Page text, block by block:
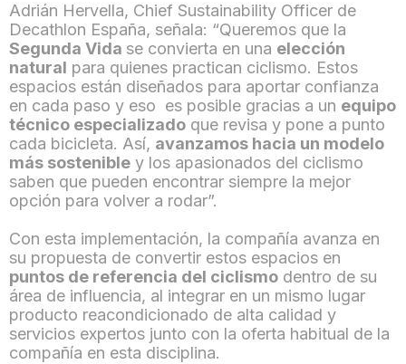
Adrián Hervella, Chief Sustainability Officer de
Decathlon España, señala: “Queremos que la
Segunda Vida se convierta en una elección
natural para quienes practican ciclismo. Estos
espacios están diseñados para aportar confianza
en cada paso y eso es posible gracias a un equipo
técnico especializado que revisa y pone a punto
cada bicicleta. Así, avanzamos hacia un modelo
más sostenible y los apasionados del ciclismo
saben que pueden encontrar siempre la mejor
opción para volver a rodar”.
Con esta implementación, la compañía avanza en
su propuesta de convertir estos espacios en
puntos de referencia del ciclismo dentro de su
área de influencia, al integrar en un mismo lugar
producto reacondicionado de alta calidad y
servicios expertos junto con la oferta habitual de la
compañía en esta disciplina.